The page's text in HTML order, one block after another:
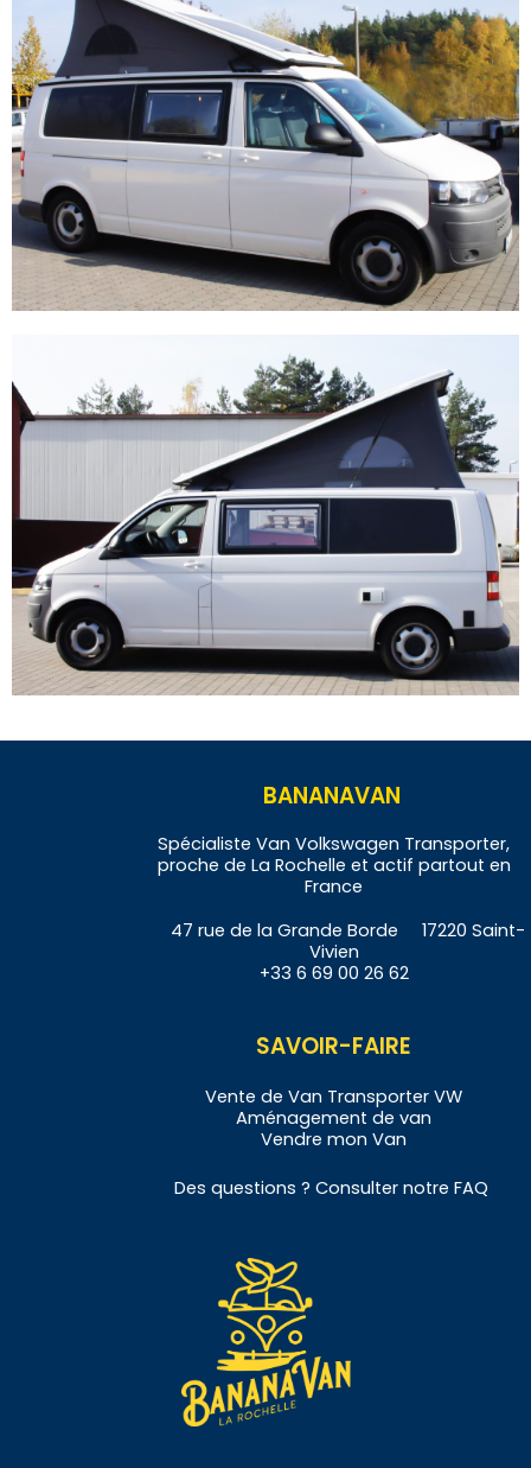
BANANAVAN
Spécialiste Van Volkswagen Transporter,
proche de La Rochelle et actif partout en
France
47 rue de la Grande Borde 17220 Saint-
Vivien
+33 6 69 00 26 62
SAVOIR-FAIRE
Vente de Van Transporter VW
Aménagement de van
Vendre mon Van
Des questions ? Consulter notre FAQ